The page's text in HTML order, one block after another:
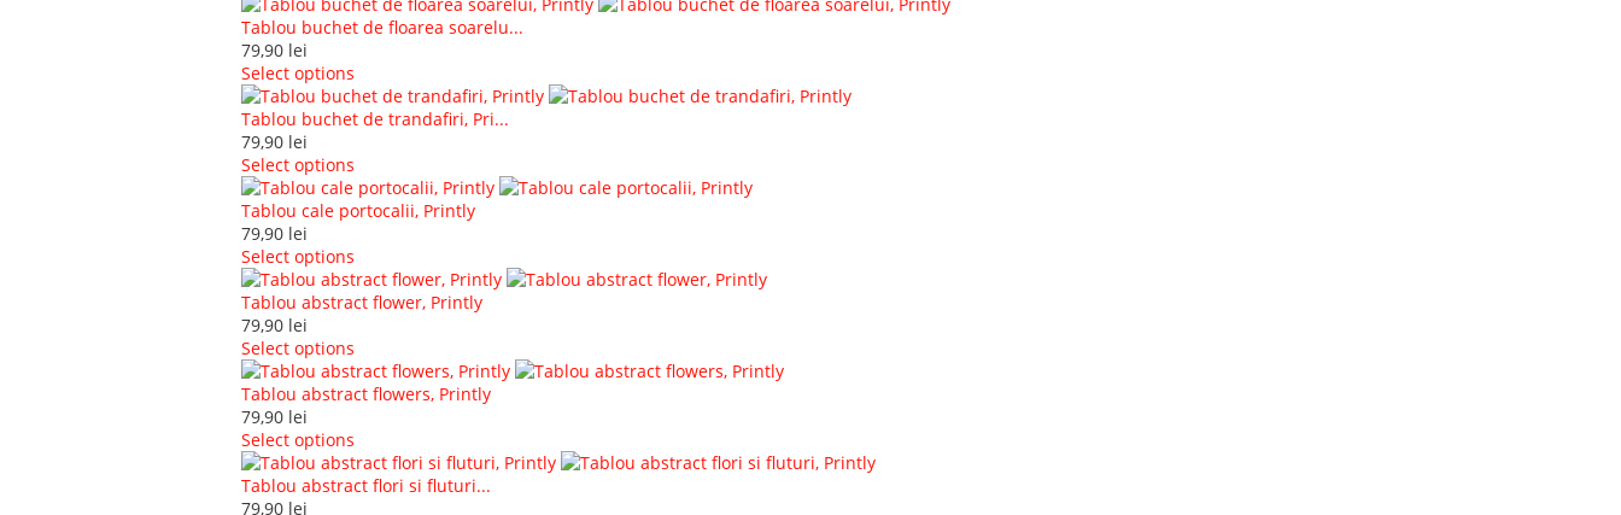
Tablou buchet de floarea soarelu...
79,90 lei
Select options
Tablou buchet de trandafiri, Pri...
79,90 lei
Select options
Tablou cale portocalii, Printly
79,90 lei
Select options
Tablou abstract flower, Printly
79,90 lei
Select options
Tablou abstract flowers, Printly
79,90 lei
Select options
Tablou abstract flori si fluturi...
79,90 lei